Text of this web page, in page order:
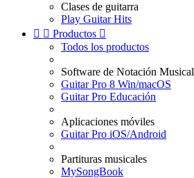
Clases de guitarra
Play Guitar Hits
  Productos 
Todos los productos
Software de Notación Musical
Guitar Pro 8 Win/macOS
Guitar Pro Educación
Aplicaciones móviles
Guitar Pro iOS/Android
Partituras musicales
MySongBook